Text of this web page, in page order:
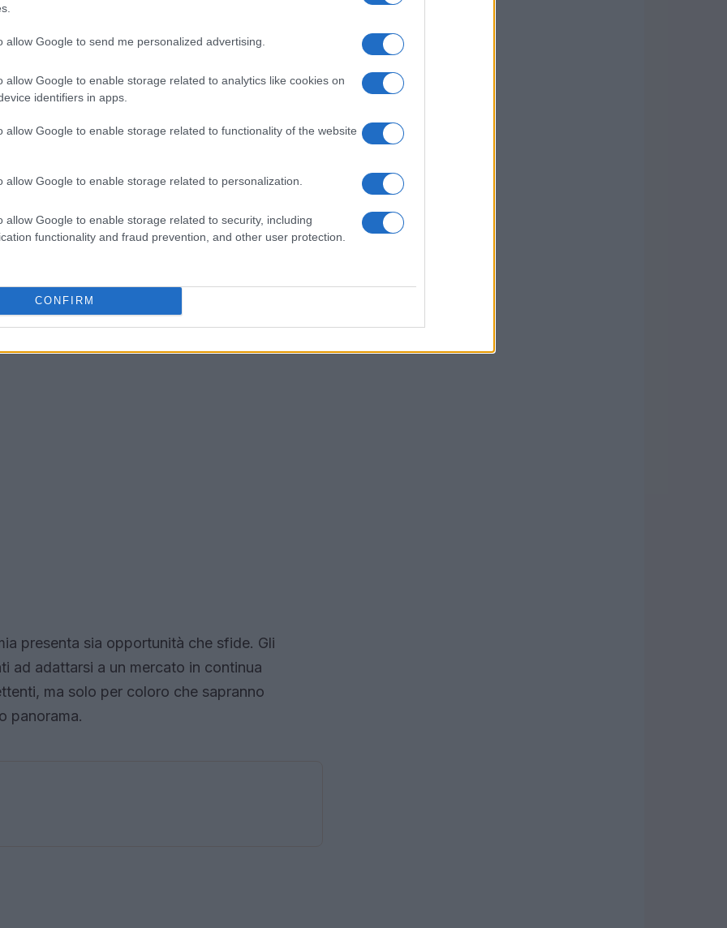
allow Google to send me personalized advertising.
allow Google to enable storage related to analytics like cookies on
identifiers in apps.
allow Google to enable storage related to functionality of the website
allow Google to enable storage related to personalization.
allow Google to enable storage related to security, including
functionality and fraud prevention, and other user protection.
CONFIRM
delle app di pagamento è aumentato del
considerare anche i
regolamentipiù severi e a una crescente
la protezione degli investitori. È essenziale
competitive.
presenta sia opportunità che sfide. Gli
ad adattarsi a un mercato in continua
ma solo per coloro che sapranno
panorama.